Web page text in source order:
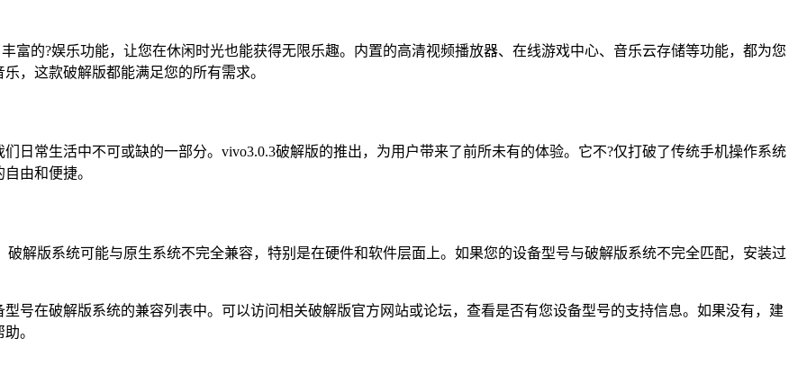
富的?娱乐功能，让您在休闲时光也能获得无限乐趣。内置的高清视频播放器、在线游戏中心、音乐云存储等功能，都为您
，这款破解版都能满足您的所有需求。
日常生活中不可或缺的一部分。vivo3.0.3破解版的推出，为用户带来了前所未有的体验。它不?仅打破了传统手机操作系统
由和便捷。
解版系统可能与原生系统不完全兼容，特别是在硬件和软件层面上。如果您的设备型号与破解版系统不完全匹配，安装过
号在破解版系统的兼容列表中。可以访问相关破解版官方网站或论坛，查看是否有您设备型号的支持信息。如果没有，建
。